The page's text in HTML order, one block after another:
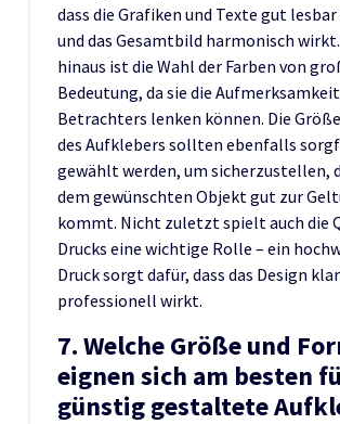
dass die Grafiken und Texte gut
und das Gesamtbild harmonisch
hinaus ist die Wahl der Farben von
Bedeutung, da sie die
Betrachters lenken können. Die
des Aufklebers sollten ebenfalls
gewählt werden, um sicherzustellen,
dem gewünschten Objekt gut zur
kommt. Nicht zuletzt spielt auch die
Drucks eine wichtige Rolle – ein
Druck sorgt dafür, dass das Design
professionell wirkt.
7. Welche Größe und
eignen sich am besten
günstig gestaltete